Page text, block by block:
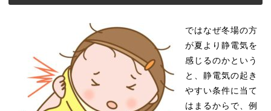
ではなぜ冬場の方
が夏より静電気を
感じるのかという
と、静電気の起き
やすい条件に当て
はまるからで、例